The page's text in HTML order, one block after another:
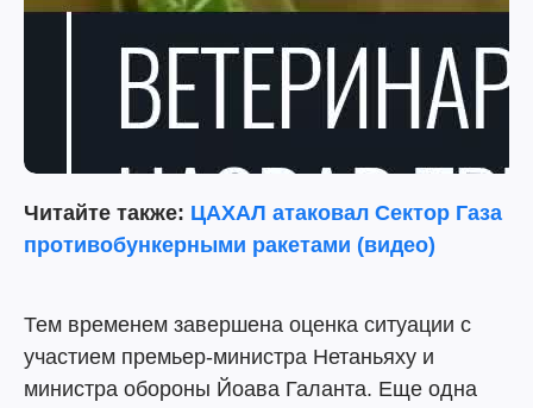
Читайте также: ЦАХАЛ атаковал Сектор Газа
противобункерными ракетами (видео)
Тем временем завершена оценка ситуации с
участием премьер-министра Нетаньяху и
министра обороны Йоава Галанта. Еще одна